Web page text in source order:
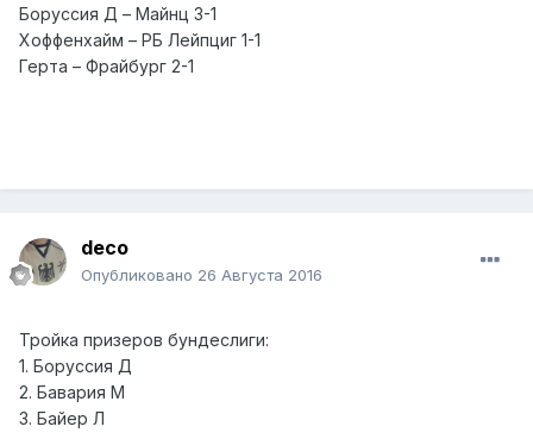
Боруссия Д – Майнц 3-1
Хоффенхайм – РБ Лейпциг 1-1
Герта – Фрайбург 2-1
deco
Опубликовано 26 Августа 2016
Тройка призеров бундеслиги:
1. Боруссия Д
2. Бавария М
3. Байер Л